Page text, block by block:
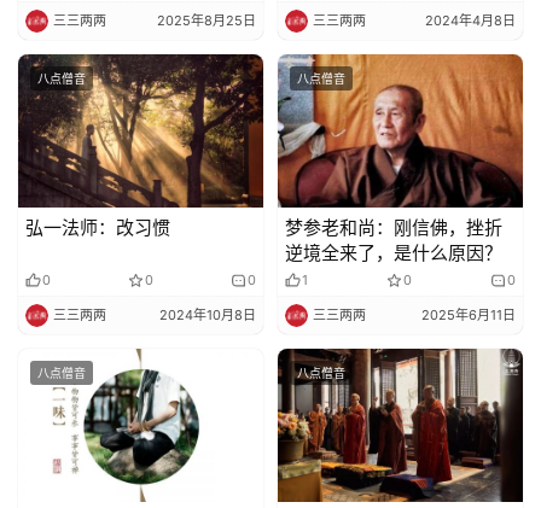
三三两两 2025年8月25日 三三两两 2024年4月8日
八点僧音
弘一法师：改习惯
0 0 0
三三两两 2024年10月8日
八点僧音
梦参老和尚：刚信佛，挫折
逆境全来了，是什么原因？
1 0 0
三三两两 2025年6月11日
八点僧音 八点僧音